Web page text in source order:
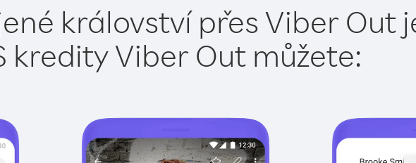
království přes Viber Out
kredity Viber Out můžete: